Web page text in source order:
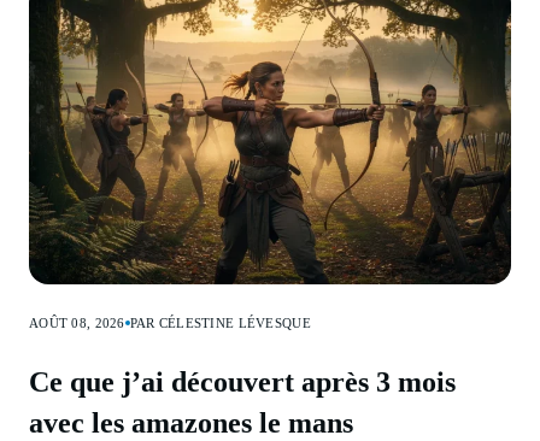
AOÛT 08, 2026 PAR CÉLESTINE LÉVESQUE
Ce que j’ai découvert après 3 mois
avec les amazones le mans